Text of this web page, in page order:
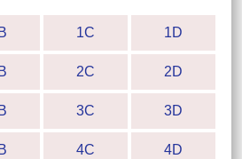
1C 1D
2C 2D
3C 3D
4C 4D